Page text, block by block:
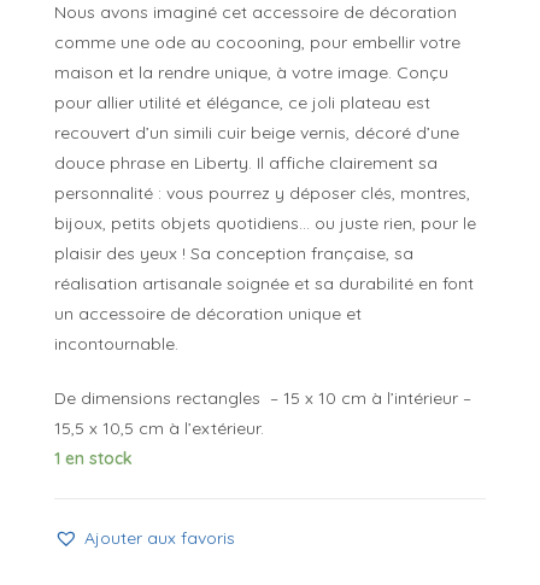
Nous avons imaginé cet accessoire de décoration
comme une ode au cocooning, pour embellir votre
maison et la rendre unique, à votre image. Conçu
pour allier utilité et élégance, ce joli plateau est
recouvert d’un simili cuir beige vernis, décoré d’une
douce phrase en Liberty. Il affiche clairement sa
personnalité : vous pourrez y déposer clés, montres,
bijoux, petits objets quotidiens… ou juste rien, pour le
plaisir des yeux ! Sa conception française, sa
réalisation artisanale soignée et sa durabilité en font
un accessoire de décoration unique et
incontournable.
De dimensions rectangles – 15 x 10 cm à l’intérieur –
15,5 x 10,5 cm à l’extérieur.
1 en stock
Ajouter aux favoris